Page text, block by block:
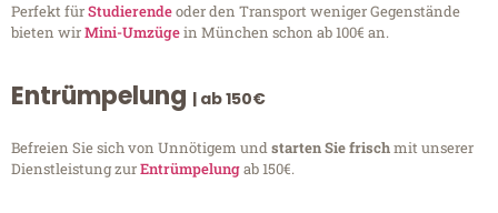
Perfekt fürStudierendeoder den Transport weniger Gegenstände
bieten wirMini-Umzügein München schon ab 100€ an.
Entrümpelung | ab 150€
Befreien Sie sich von Unnötigem undstarten Sie frischmit unserer
Dienstleistung zurEntrümpelungab 150€.